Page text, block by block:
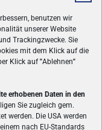
benutzen wir
unserer Website
Trackingzwecke. Sie
mit dem Klick auf die
Klick auf"Ablehnen"
erhobenen Daten in den
Sie zugleich gem.
werden. Die USA werden
nach EU-Standards